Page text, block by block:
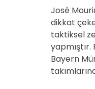
José
dikkat
taktiksel
Bayern